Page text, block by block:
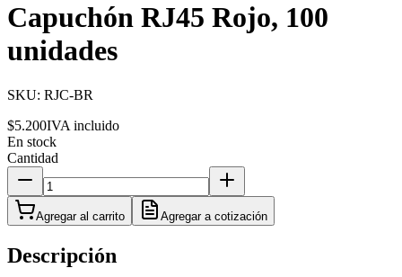
Capuchón RJ45 Rojo, 100
unidades
SKU: RJC-BR
$5.200IVA incluido
En stock
Cantidad
Agregar al carrito Agregar a cotización
Descripción